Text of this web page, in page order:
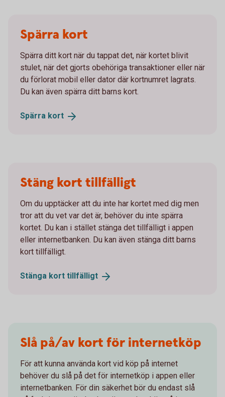
Spärra kort
Spärra ditt kort när du tappat det, när kortet blivit
stulet, när det gjorts obehöriga transaktioner eller när
du förlorat mobil eller dator där kortnumret lagrats.
Du kan även spärra ditt barns kort.
Spärra kort
Stäng kort tillfälligt
Om du upptäcker att du inte har kortet med dig men
tror att du vet var det är, behöver du inte spärra
kortet. Du kan i stället stänga det tillfälligt i appen
eller internetbanken. Du kan även stänga ditt barns
kort tillfälligt.
Stänga kort tillfälligt
Slå på/av kort för internetköp
För att kunna använda kort vid köp på internet
behöver du slå på det för internetköp i appen eller
internetbanken. För din säkerhet bör du endast slå